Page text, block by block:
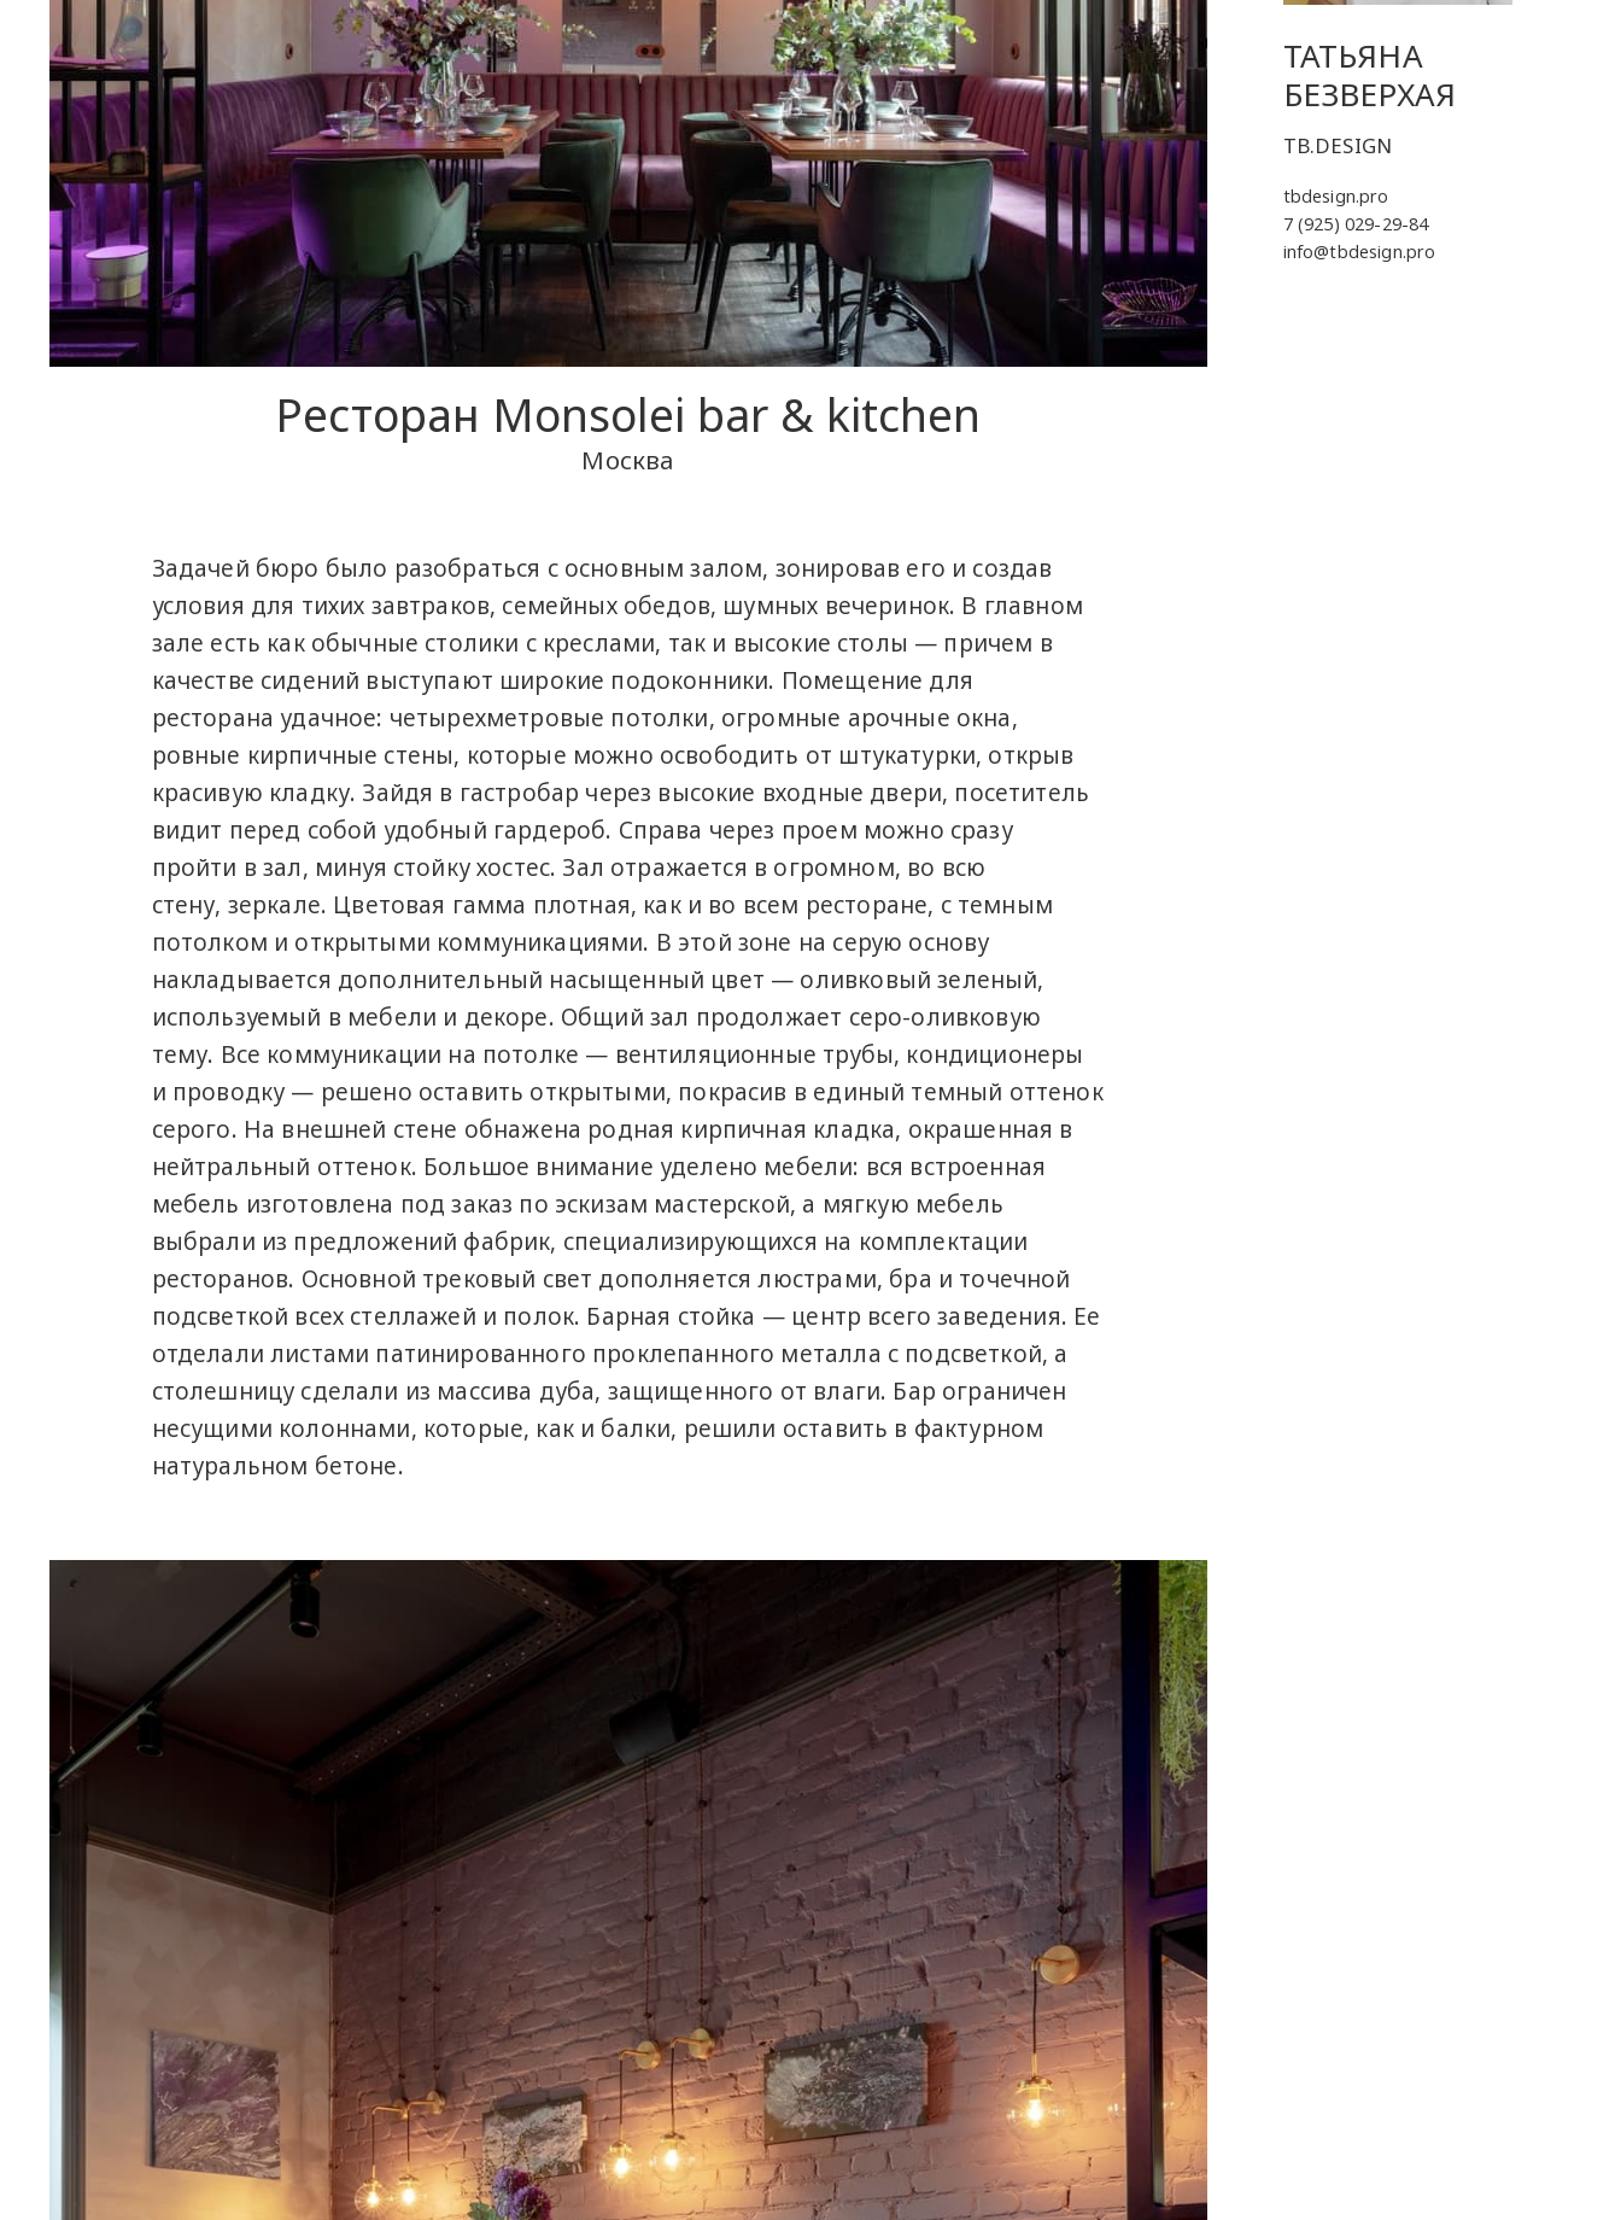
Ресторан Monsolei bar & kitchen
Москва
Задачей бюро было разобраться с основным залом, зонировав его и создав
условия для тихих завтраков, семейных обедов, шумных вечеринок. В главном
зале есть как обычные столики с креслами, так и высокие столы — причем в
качестве сидений выступают широкие подоконники. Помещение для
ресторана удачное: четырехметровые потолки, огромные арочные окна,
ровные кирпичные стены, которые можно освободить от штукатурки, открыв
красивую кладку. Зайдя в гастробар через высокие входные двери, посетитель
видит перед собой удобный гардероб. Справа через проем можно сразу
пройти в зал, минуя стойку хостес. Зал отражается в огромном, во всю
стену, зеркале. Цветовая гамма плотная, как и во всем ресторане, с темным
потолком и открытыми коммуникациями. В этой зоне на серую основу
накладывается дополнительный насыщенный цвет — оливковый зеленый,
используемый в мебели и декоре. Общий зал продолжает серо-оливковую
тему. Все коммуникации на потолке — вентиляционные трубы, кондиционеры
и проводку — решено оставить открытыми, покрасив в единый темный оттенок
серого. На внешней стене обнажена родная кирпичная кладка, окрашенная в
нейтральный оттенок. Большое внимание уделено мебели: вся встроенная
мебель изготовлена под заказ по эскизам мастерской, а мягкую мебель
выбрали из предложений фабрик, специализирующихся на комплектации
ресторанов. Основной трековый свет дополняется люстрами, бра и точечной
подсветкой всех стеллажей и полок. Барная стойка — центр всего заведения. Ее
отделали листами патинированного проклепанного металла с подсветкой, а
столешницу сделали из массива дуба, защищенного от влаги. Бар ограничен
несущими колоннами, которые, как и балки, решили оставить в фактурном
натуральном бетоне.
ТАТЬЯНА
БЕЗВЕРХАЯ
TB.DESIGN
tbdesign.pro
7 (925) 029-29-84
info@tbdesign.pro